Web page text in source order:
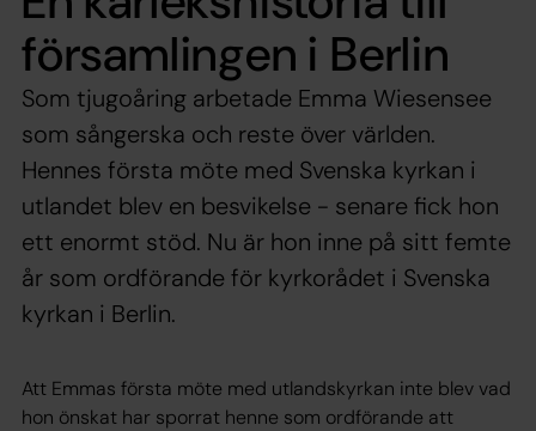
församlingen i Berlin
Som tjugoåring arbetade Emma Wiesensee
som sångerska och reste över världen.
Hennes första möte med Svenska kyrkan i
utlandet blev en besvikelse - senare fick hon
ett enormt stöd. Nu är hon inne på sitt femte
år som ordförande för kyrkorådet i Svenska
kyrkan i Berlin.
Att Emmas första möte med utlandskyrkan inte blev vad
hon önskat har sporrat henne som ordförande att